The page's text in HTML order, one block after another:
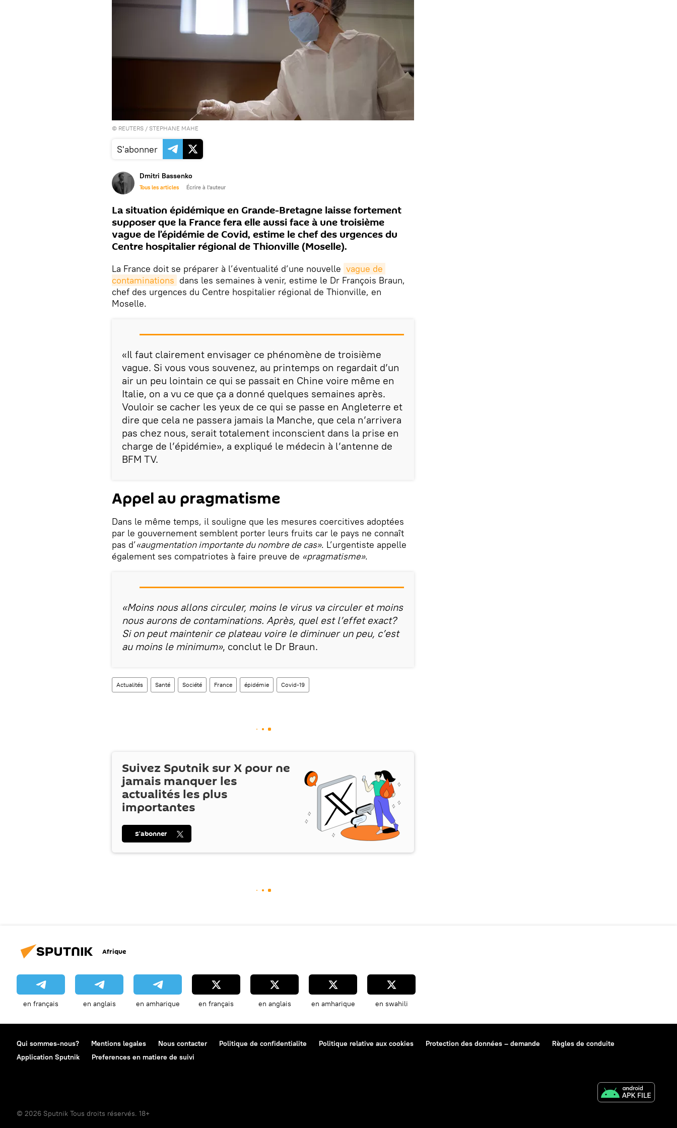
© REUTERS / STEPHANE MAHE
S'abonner
Dmitri Bassenko
Tous les articles Écrire à l'auteur
La situation épidémique en Grande-Bretagne laisse fortement
supposer que la France fera elle aussi face à une troisième
vague de l’épidémie de Covid, estime le chef des urgences du
Centre hospitalier régional de Thionville (Moselle).
La France doit se préparer à l’éventualité d’une nouvelle vague de
contaminations dans les semaines à venir, estime le Dr François Braun,
chef des urgences du Centre hospitalier régional de Thionville, en
Moselle.
«Il faut clairement envisager ce phénomène de troisième
vague. Si vous vous souvenez, au printemps on regardait d’un
air un peu lointain ce qui se passait en Chine voire même en
Italie, on a vu ce que ça a donné quelques semaines après.
Vouloir se cacher les yeux de ce qui se passe en Angleterre et
dire que cela ne passera jamais la Manche, que cela n’arrivera
pas chez nous, serait totalement inconscient dans la prise en
charge de l’épidémie», a expliqué le médecin à l’antenne de
BFM TV.
Appel au pragmatisme
Dans le même temps, il souligne que les mesures coercitives adoptées
par le gouvernement semblent porter leurs fruits car le pays ne connaît
pas d’«augmentation importante du nombre de cas». L’urgentiste appelle
également ses compatriotes à faire preuve de «pragmatisme».
«Moins nous allons circuler, moins le virus va circuler et moins
nous aurons de contaminations. Après, quel est l’effet exact?
Si on peut maintenir ce plateau voire le diminuer un peu, c’est
au moins le minimum», conclut le Dr Braun.
Actualités Santé Société France épidémie Covid-19
Suivez Sputnik surX pour ne
jamais manquer les
actualités les plus
importantes
S’abonner
Afrique
en français en anglais en amharique en français en anglais en amharique en swahili
Qui sommes-nous? Mentions legales Nous contacter Politique de confidentialite Politique relative aux cookies Protection des données – demande
Règles de conduite
Application Sputnik
Preferences en matiere de suivi
© 2026 Sputnik Tous droits réservés. 18+